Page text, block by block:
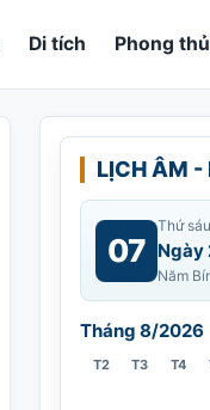
Di tích Phong
LỊCH ÂM -
07
Thứ
Ngày
Năm
Tháng 8/2026
T2 T3 T4